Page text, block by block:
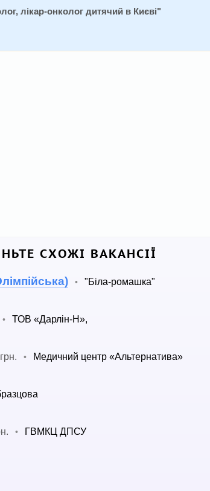
лікар-онколог дитячий в Києві"
СХОЖІ ВАКАНСІЇ
•
"Біла-ромашка"
•
ТОВ «Дарлін-Н»,
•
Медичний центр «Альтернатива»
•
ГВМКЦ ДПСУ